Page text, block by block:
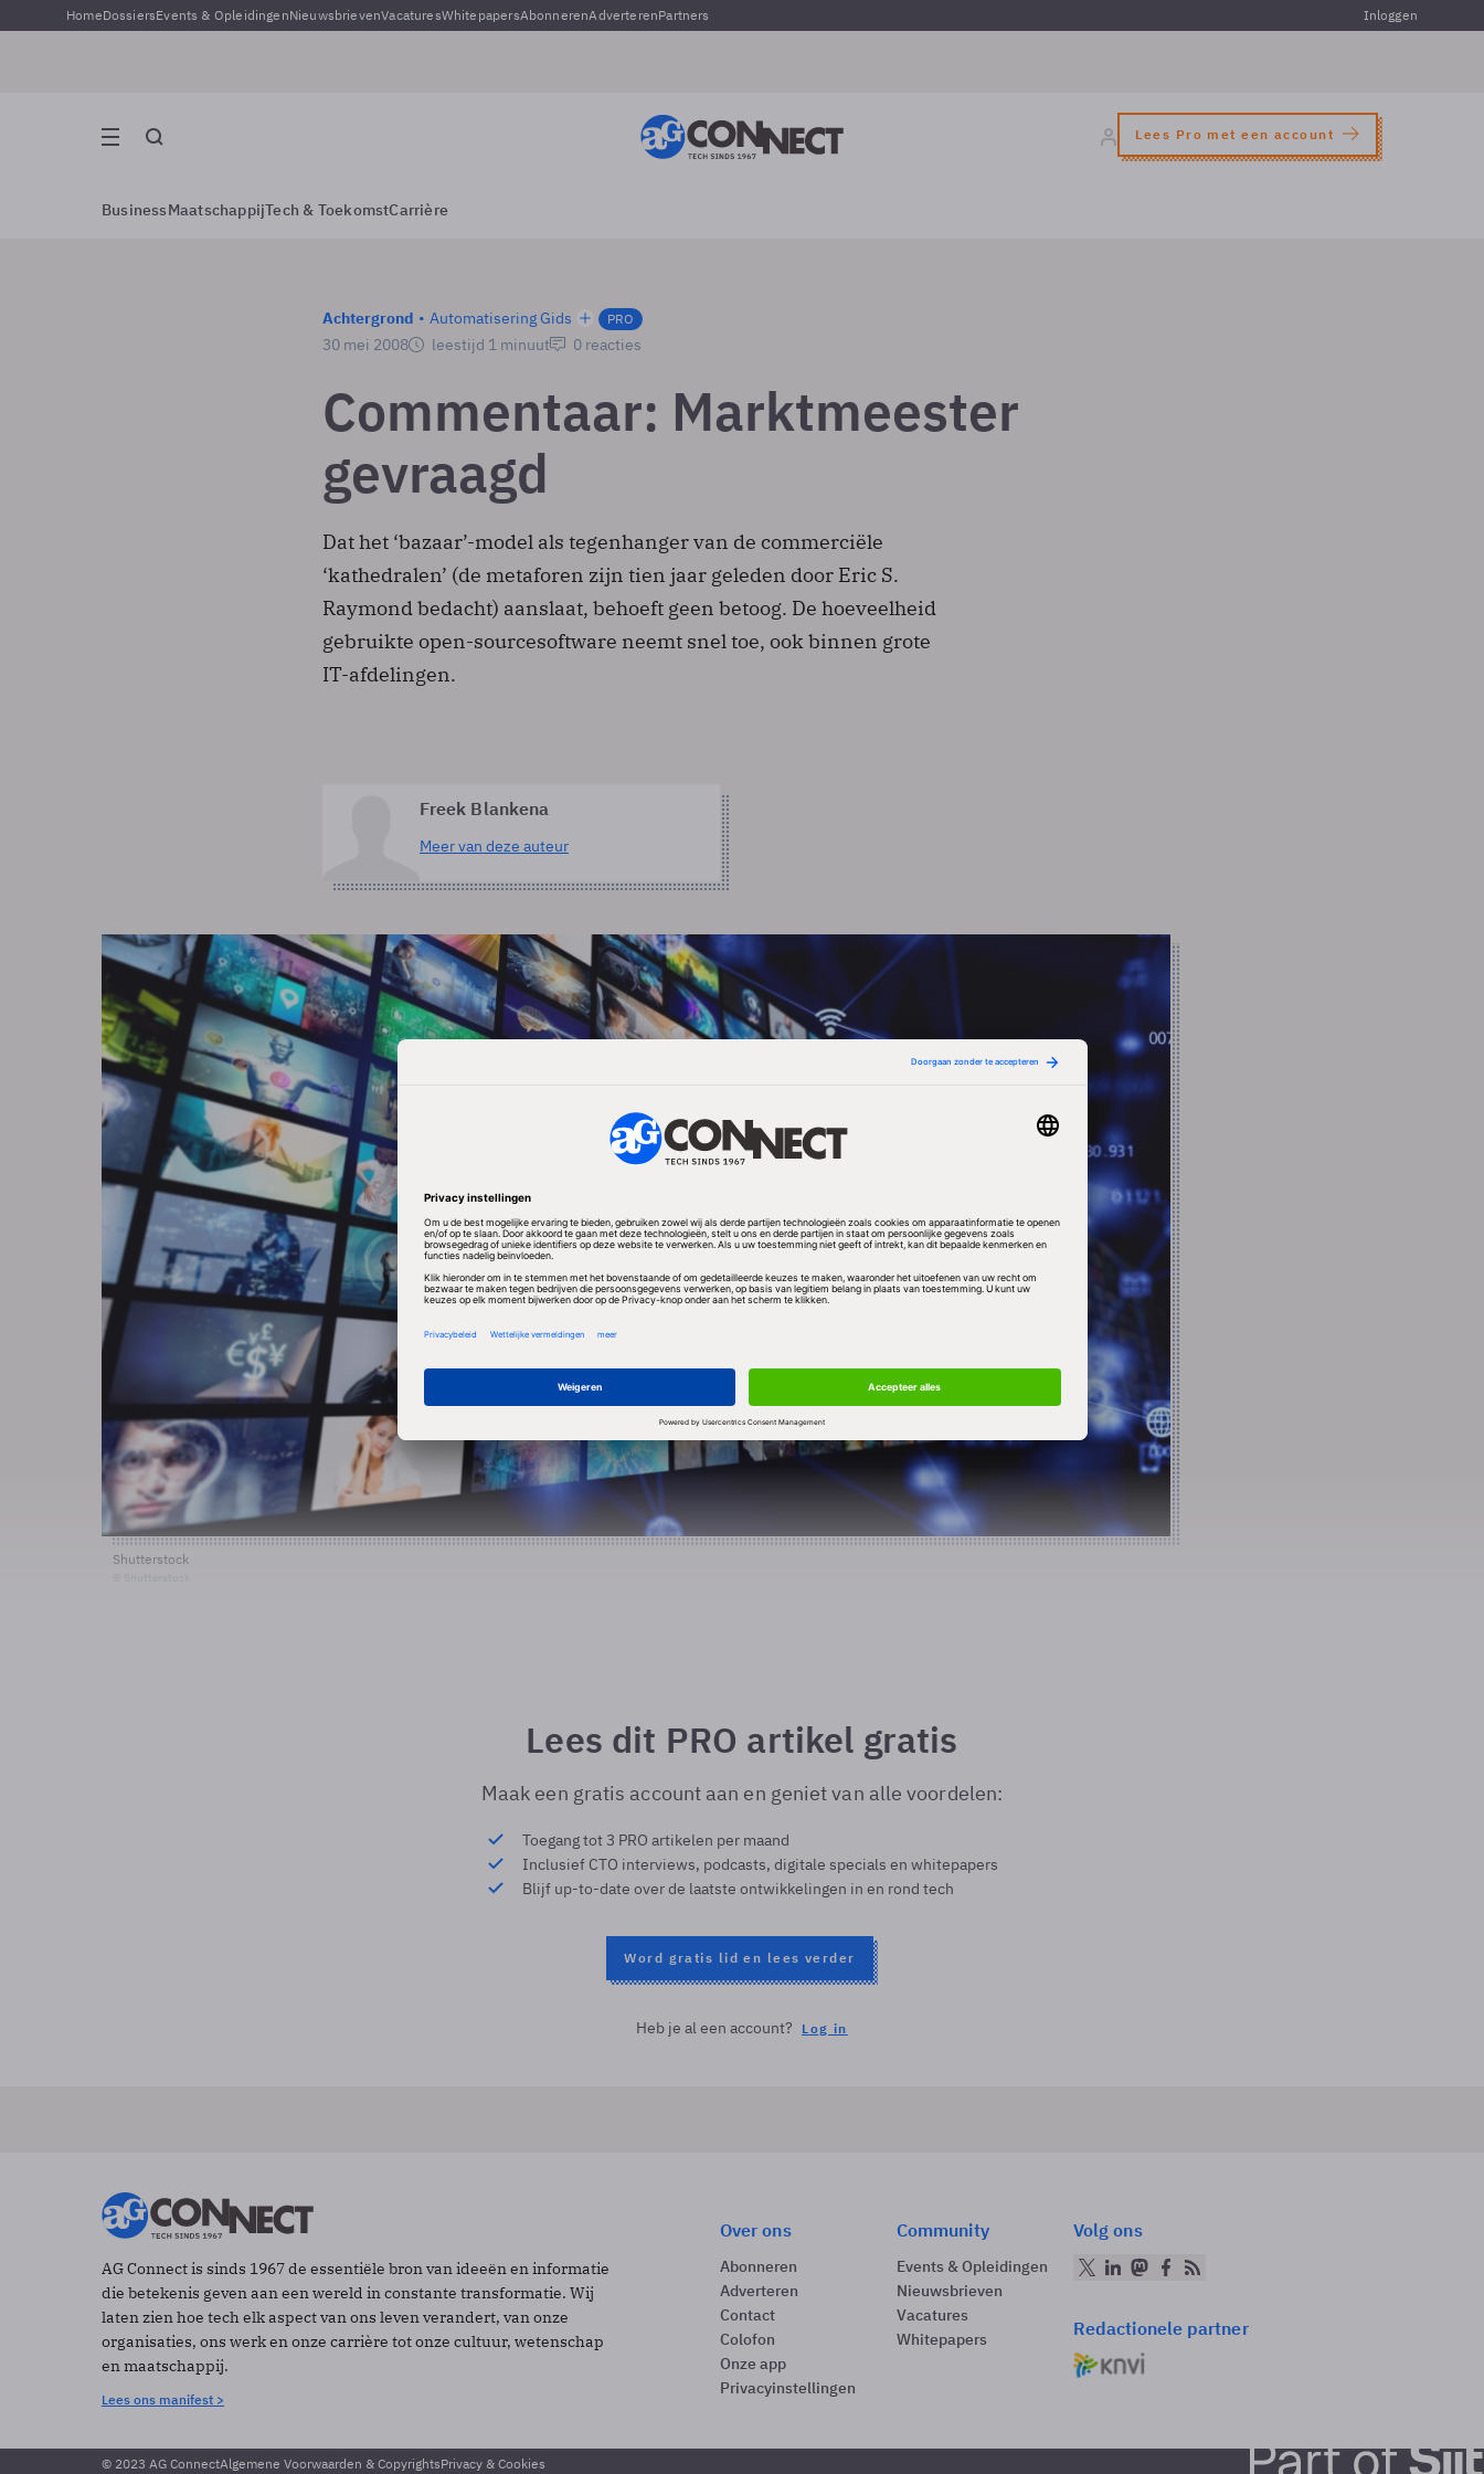
HomeDossiersEvents & OpleidingenNieuwsbrievenVacaturesWhitepapersAbonnerenAdverterenPartners Inloggen
Lees Pro met een account
BusinessMaatschappijTech & ToekomstCarrière
Achtergrond Automatisering Gids PRO
30 mei 2008 leestijd 1 minuut 0 reacties
Commentaar: Marktmeester
gevraagd
Dat het ‘bazaar’-model als tegenhanger van de commerciële
‘kathedralen’ (de metaforen zijn tien jaar geleden door Eric S.
Raymond bedacht) aanslaat, behoeft geen betoog. De hoeveelheid
gebruikte open-sourcesoftware neemt snel toe, ook binnen grote
IT-afdelingen.
Freek Blankena
Meer van deze auteur
Shutterstock
Lees dit PRO artikel gratis
Maak een gratis account aan en geniet van alle voordelen:
Toegang tot 3 PRO artikelen per maand
Inclusief CTO interviews, podcasts, digitale specials en whitepapers
Blijf up-to-date over de laatste ontwikkelingen in en rond tech
Word gratis lid en lees verder
Heb je al een account? Log in
AG Connect is sinds 1967 de essentiële bron van ideeën en informatie
die betekenis geven aan een wereld in constante transformatie. Wij
laten zien hoe tech elk aspect van ons leven verandert, van onze
organisaties, ons werk en onze carrière tot onze cultuur, wetenschap
en maatschappij.
Lees ons manifest >
Over ons
Abonneren
Adverteren
Contact
Colofon
Onze app
Privacyinstellingen
Community
Events & Opleidingen
Nieuwsbrieven
Vacatures
Whitepapers
Volg ons
Redactionele partner
© 2023 AG ConnectAlgemene Voorwaarden & CopyrightsPrivacy & Cookies